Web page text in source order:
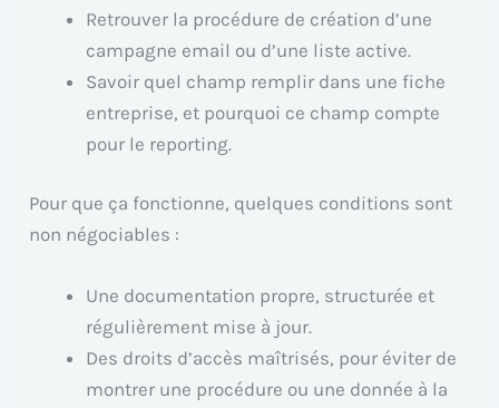
Retrouver la procédure de création d’une
campagne email ou d’une liste active.
Savoir quel champ remplir dans une fiche
entreprise, et pourquoi ce champ compte
pour le reporting.
Pour que ça fonctionne, quelques conditions sont
non négociables :
Une documentation propre, structurée et
régulièrement mise à jour.
Des droits d’accès maîtrisés, pour éviter de
montrer une procédure ou une donnée à la